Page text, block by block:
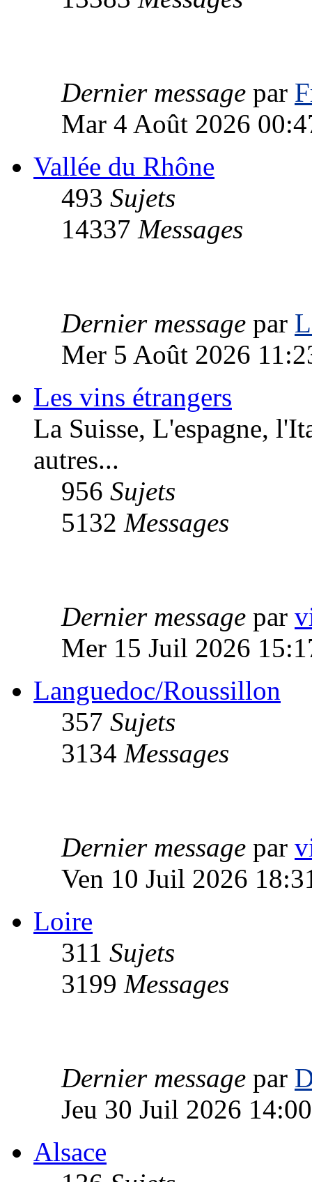
Dernier message par
Mar 4 Août 2026
Vallée du Rhône
493 Sujets
14337 Messages
Dernier message par
Mer 5 Août 2026
Les vins étrangers
La Suisse, L'espagne,
autres...
956 Sujets
5132 Messages
Dernier message par
Mer 15 Juil 2026
Languedoc/Roussillon
357 Sujets
3134 Messages
Dernier message par
Ven 10 Juil 2026
Loire
311 Sujets
3199 Messages
Dernier message par
Jeu 30 Juil 2026 14:00
Alsace